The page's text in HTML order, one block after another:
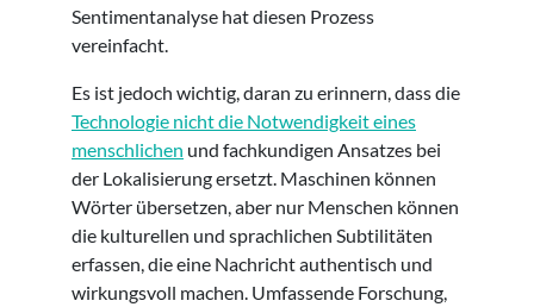
Sentimentanalyse hat diesen Prozess
vereinfacht.
Es ist jedoch wichtig, daran zu erinnern, dass die
Technologie nicht die Notwendigkeit eines
menschlichen und fachkundigen Ansatzes bei
der Lokalisierung ersetzt. Maschinen können
Wörter übersetzen, aber nur Menschen können
die kulturellen und sprachlichen Subtilitäten
erfassen, die eine Nachricht authentisch und
wirkungsvoll machen. Umfassende Forschung,